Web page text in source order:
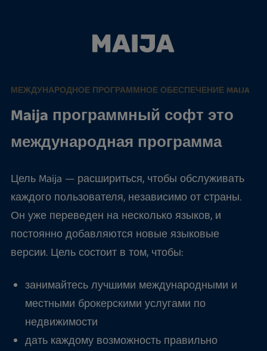
МЕЖДУНАРОДНОЕ ПРОГРАММНОЕ ОБЕСПЕЧЕНИЕ MAIJA
Maija программный софт это
международная программа
Цель Maija — расшириться, чтобы обслуживать
каждого пользователя, независимо от страны.
Он уже переведен на несколько языков, и
постоянно добавляются новые языковые
версии. Цель состоит в том, чтобы:
занимайтесь лучшими международными и
местными брокерскими услугами по
недвижимости
дать каждому возможность правильно